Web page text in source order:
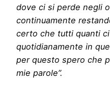
dove ci si perde negli
continuamente
certo che tutti quanti
quotidianamente in
per questo spero che
mie parole”.